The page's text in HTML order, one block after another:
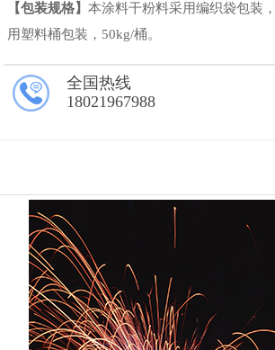
【包装规格】本涂料干粉料采用编织袋包装
用塑料桶包装，50kg/桶。
全国热线
18021967988